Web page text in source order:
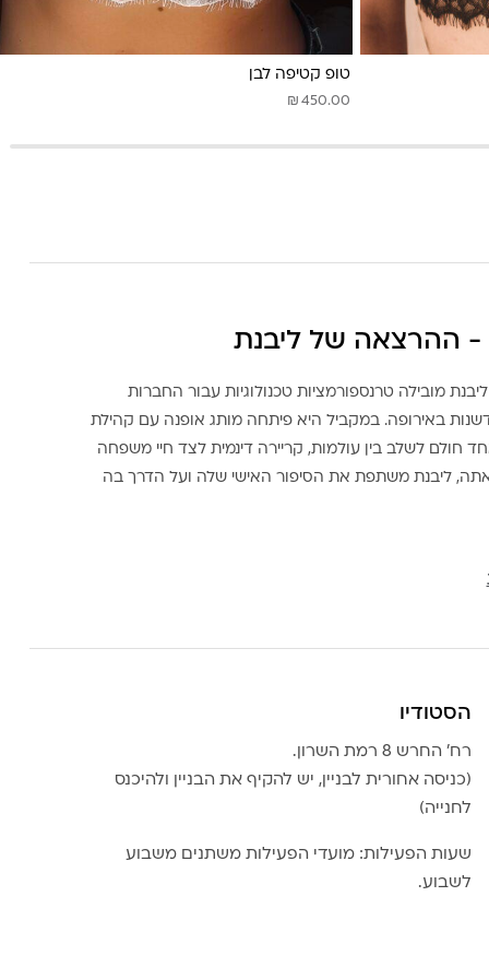
טופ קטיפה לבן
₪ 450.00
- ההרצאה של ליבנת
מובילה טרנספורמציות טכנולוגיות עבור החברות
באירופה. במקביל היא פיתחה מותג אופנה עם קהילת
חולם לשלב בין עולמות, קריירה דינמית לצד חיי משפחה
ליבנת משתפת את הסיפור האישי שלה ועל הדרך בה
הסטודיו
רח׳ החרש 8 רמת השרון.
(כניסה אחורית לבניין, יש להקיף את הבניין ולהיכנס
לחנייה)
שעות הפעילות: מועדי הפעילות משתנים משבוע
לשבוע.